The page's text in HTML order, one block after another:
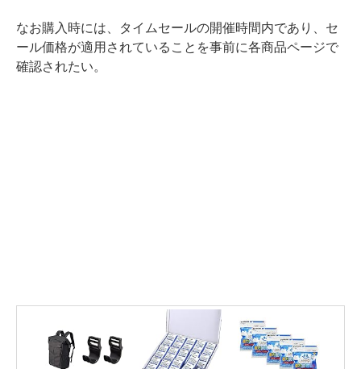
なお購入時には、タイムセールの開催時間内であり、セ
ール価格が適用されていることを事前に各商品ページで
確認されたい。